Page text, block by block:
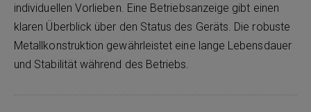
individuellen Vorlieben. Eine Betriebsanzeige gibt einen
klaren Überblick über den Status des Geräts. Die robuste
Metallkonstruktion gewährleistet eine lange Lebensdauer
und Stabilität während des Betriebs.